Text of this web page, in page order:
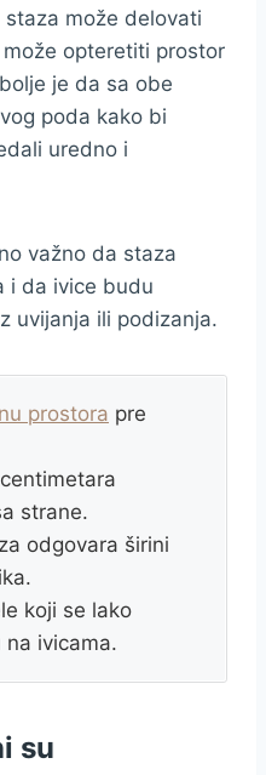
može delovati
opteretiti prostor
je da sa obe
poda kako bi
uredno i
važno da staza
i da ivice budu
uvijanja ili podizanja.
prostora pre
strane.
odgovara širini
koji se lako
na ivicama.
su